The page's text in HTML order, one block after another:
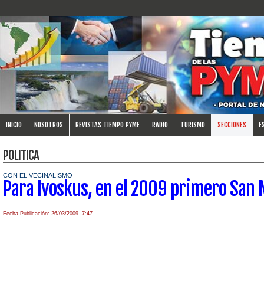
INICIO NOSOTROS REVISTAS TIEMPO PYME RADIO TURISMO SECCIONES
POLITICA
CON EL VECINALISMO
Para Ivoskus, en el 2009 primero San
Fecha Publicación: 26/03/2009 7:47